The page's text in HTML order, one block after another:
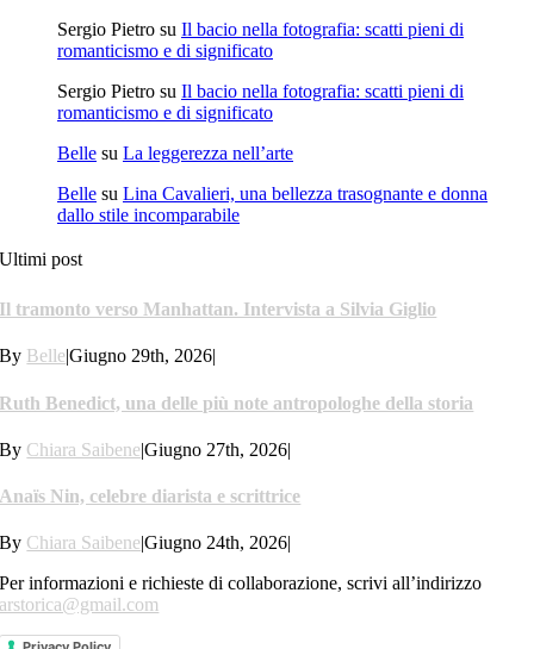
Sergio Pietro su Il bacio nella fotografia: scatti pieni di
romanticismo e di significato
Sergio Pietro su Il bacio nella fotografia: scatti pieni di
romanticismo e di significato
Belle su La leggerezza nell’arte
Belle su Lina Cavalieri, una bellezza trasognante e donna
dallo stile incomparabile
Ultimi post
Il tramonto verso Manhattan. Intervista a Silvia Giglio
By Belle|Giugno 29th, 2026|
Ruth Benedict, una delle più note antropologhe della storia
By Chiara Saibene|Giugno 27th, 2026|
Anaïs Nin, celebre diarista e scrittrice
By Chiara Saibene|Giugno 24th, 2026
Per informazioni e richieste di collaborazione, scrivi all’indirizzo
arstorica@gmail.com